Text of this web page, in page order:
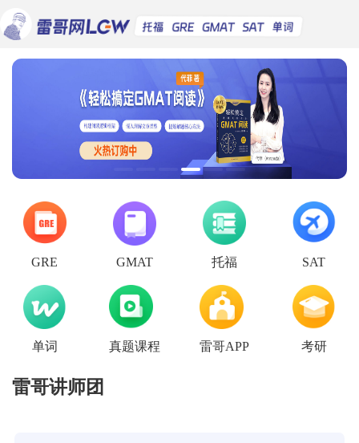
GRE GMAT 托福 SAT
单词 真题课程 雷哥APP 考研
雷哥讲师团